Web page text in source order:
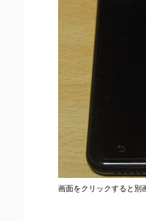
画面をクリックすると別